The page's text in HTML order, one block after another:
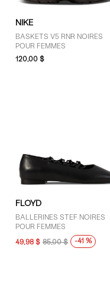
3.5 (36)
4 (120)
4.5 (109)
8 (320)
8.5 (279)
10 (245)
10.5 (69)
NIKE
BASKETS V5 RNR NOIRES
POUR FEMMES
120,00 $
FLOYD
BALLERINES STEF NOIRES
POUR FEMMES
49,98 $ 85,00 $ -41 %